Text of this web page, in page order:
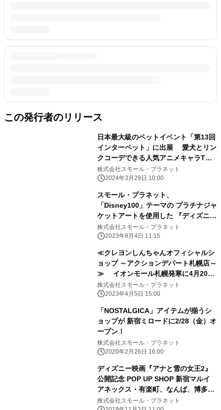
この発行者のリリース
日本最大級のペットイベント「第13回
インターペット」に出展 愛犬とリン
クコーデできる人気アニメキャラTシ
ャツなど展示
株式会社スモール・プラネット
2024年3月29日 10:00
スモール・プラネット、
「Disney100」テーマの プラチナジャ
ケットアートを使用した 『ディズニー
ツイステッドワンダーランド』関連グ
ッズを発売
株式会社スモール・プラネット
2023年8月4日 11:15
≪クレヨンしんちゃんオフィシャルシ
ョップ ～アクションデパート札幌店～
≫ イオンモール札幌発寒に4月20
日、OPEN決定！！ 札幌PASEOの閉
館に伴い休業していたクレヨンしんち
寒イオンに引っ越しリニューアルオー
プンが決定！！ フォトスポットの設置
や札幌店限定アートを使った 限定商品
が盛りだくさん♪
株式会社スモール・プラネット
2023年4月5日 15:00
「NOSTALGICA」アイテムが揃うシ
ョップが 新宿ミロードに2/28（金）オ
ープン！
株式会社スモール・プラネット
2020年2月26日 16:00
ディズニー映画『アナと雪の女王2』
公開記念 POP UP SHOP 新宿マルイ
アネックス・有楽町、なんば、博多マ
ルイにて 11/3（日・祝）より期間限定
株式会社スモール・プラネット